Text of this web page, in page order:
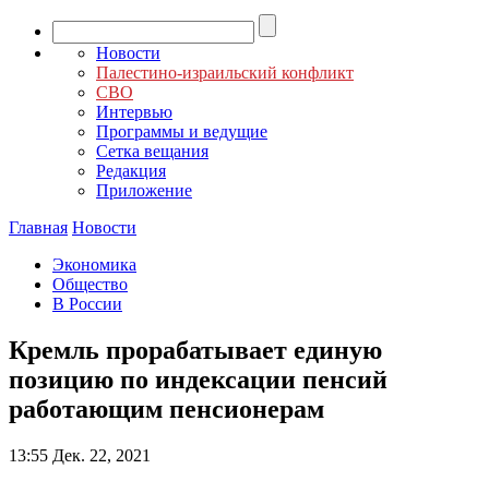
Новости
Палестино-израильский конфликт
СВО
Интервью
Программы и ведущие
Сетка вещания
Редакция
Приложение
Главная Новости
Экономика
Общество
В России
Кремль прорабатывает единую
позицию по индексации пенсий
работающим пенсионерам
13:55 Дек. 22, 2021